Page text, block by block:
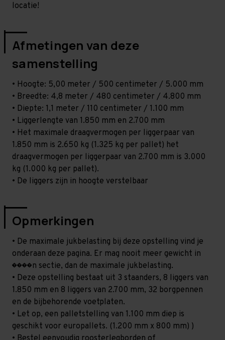
locatie!
Afmetingen van deze
samenstelling
• Hoogte: 5,00 meter / 500 centimeter / 5.000 mm
• Breedte: 4,8 meter / 480 centimeter / 4.800 mm
• Diepte: 1,1 meter / 110 centimeter / 1.100 mm
• Liggerlengte van 1.850 mm en 2.700 mm
• Het maximale draagvermogen per liggerpaar van
1.850 mm is 2.650 kg (1.325 kg per pallet) het
draagvermogen per liggerpaar van 2.700 mm is 3.000
kg (1.000 kg per pallet).
• De liggers zijn in hoogte verstelbaar
Opmerkingen
• De maximale jukbelasting bij deze opstelling vind je
onderaan deze pagina. Er mag nooit meer gewicht in
����n sectie, dan de maximale jukbelasting.
• Deze opstelling bestaat uit 3 staanders, 8 liggers van
1.850 mm en 8 liggers van 2.700 mm, 32 borgpennen
en de bijbehorende voetplaten.
• Let op, een palletstelling van 1.100 mm diep is
geschikt voor europallets. (1.200 mm x 800 mm) )